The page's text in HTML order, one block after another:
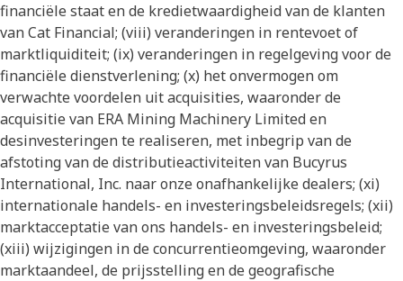
financiële staat en de kredietwaardigheid van de klanten
van Cat Financial; (viii) veranderingen in rentevoet of
marktliquiditeit; (ix) veranderingen in regelgeving voor de
financiële dienstverlening; (x) het onvermogen om
verwachte voordelen uit acquisities, waaronder de
acquisitie van ERA Mining Machinery Limited en
desinvesteringen te realiseren, met inbegrip van de
afstoting van de distributieactiviteiten van Bucyrus
International, Inc. naar onze onafhankelijke dealers; (xi)
internationale handels- en investeringsbeleidsregels; (xii)
marktacceptatie van ons handels- en investeringsbeleid;
(xiii) wijzigingen in de concurrentieomgeving, waaronder
marktaandeel, de prijsstelling en de geografische